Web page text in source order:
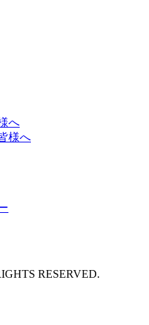
へ
様へ
RESERVED.